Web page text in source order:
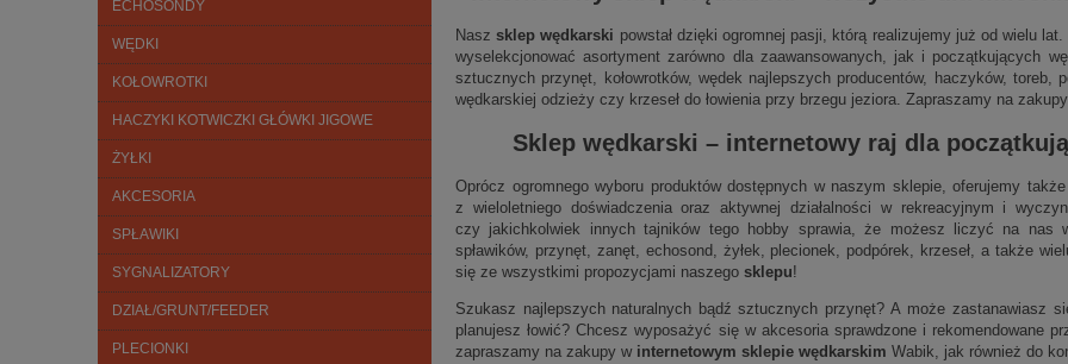
ECHOSONDY
WĘDKI
KOŁOWROTKI
HACZYKI KOTWICZKI GŁÓWKI JIGOWE
ŻYŁKI
AKCESORIA
SPŁAWIKI
SYGNALIZATORY
DZIAŁ/GRUNT/FEEDER
PLECIONKI
Naszsklep wędkarski powstał dzięki ogromnej pasji, którą realizujemy już od wielu
wyselekcjonować asortyment zarówno dla zaawansowanych, jak i początkujących
sztucznych przynęt, kołowrotków, wędek najlepszych producentów, haczyków, toreb,
wędkarskiej odzieży czy krzeseł do łowienia przy brzegu jeziora. Zapraszamy na
Sklep wędkarski – internetowyraj dla
Oprócz ogromnego wyboru produktów dostępnych w naszym sklepie, oferujemy
z wieloletniego doświadczenia oraz aktywnej działalności w rekreacyjnym i
czy jakichkolwiek innych tajników tego hobby sprawia, że możesz liczyć na nas
spławików, przynęt, zanęt, echosond, żyłek, plecionek, podpórek, krzeseł, a także
się ze wszystkimi propozycjami naszego sklepu!
Szukasz najlepszych naturalnych bądź sztucznych przynęt? A może zastanawiasz
planujesz łowić? Chcesz wyposażyć się w akcesoria sprawdzone i rekomendowane
zapraszamy na zakupy w internetowym sklepie wędkarskim Wabik, jak również do